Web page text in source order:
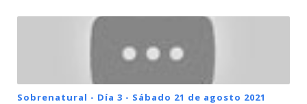
Sobrenatural - Día 3 - Sábado 21 de agosto 2021